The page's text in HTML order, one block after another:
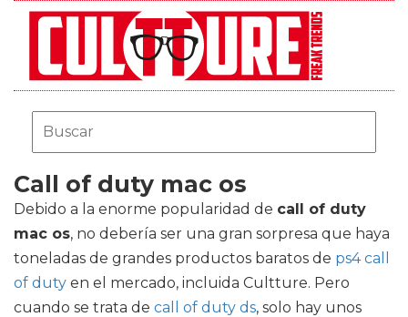
Call of duty mac os
Debido a la enorme popularidad de call of duty
mac os, no debería ser una gran sorpresa que haya
toneladas de grandes productos baratos de ps4 call
of duty en el mercado, incluida Cultture. Pero
cuando se trata de call of duty ds, solo hay unos